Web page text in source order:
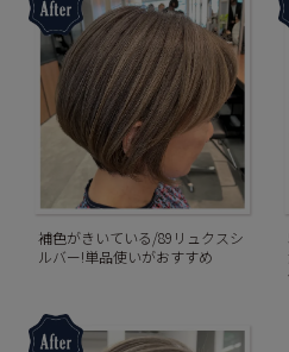
補色がきいている/89リュクスシ
ルバー!単品使いがおすすめ